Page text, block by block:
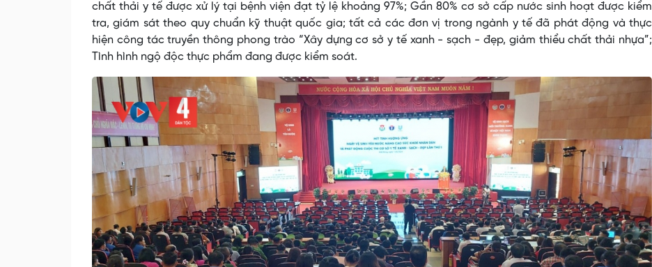
chất thải y tế được xử lý tại bệnh viện đạt tỷ lệ khoảng 97%; Gần 80% cơ sở cấp nước sinh hoạt được kiểm
tra, giám sát theo quy chuẩn kỹ thuật quốc gia; tất cả các đơn vị trong ngành y tế đã phát động và thực
hiện công tác truyền thông phong trào “Xây dựng cơ sở y tế xanh - sạch - đẹp, giảm thiểu chất thải nhựa”;
Tình hình ngộ độc thực phẩm đang được kiểm soát.